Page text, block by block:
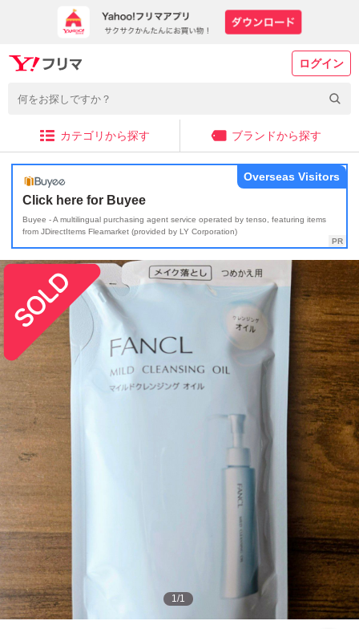
ログイン
カテゴリから探す ブランドから探す
Click here for Buyee
Buyee - A multilingual purchasing agent service operated by tenso, featuring items
from JDirectItems Fleamarket (provided by LY Corporation)
Overseas Visitors
1/1